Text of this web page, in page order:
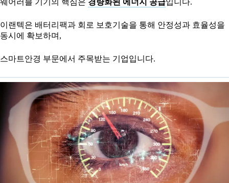
웨어러블 기기의 핵심은 경량화된 에너지 공급입니다.
이랜텍은 배터리팩과 회로 보호기술을 통해 안정성과 효율성을
동시에 확보하며,
스마트안경 부문에서 주목받는 기업입니다.